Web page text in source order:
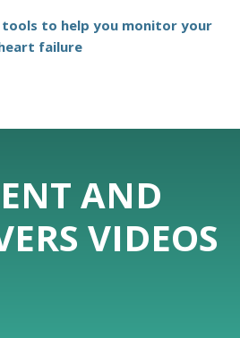
to help you monitor your
failure
AND
VIDEOS